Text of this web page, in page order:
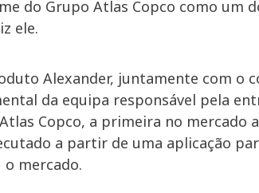
do Grupo Atlas Copco como um
ele.
Alexander, juntamente com o
da equipa responsável pela
Copco, a primeira no mercado
a partir de uma aplicação
mercado.